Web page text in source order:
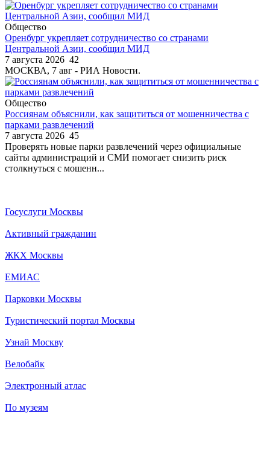
Общество
Оренбург укрепляет сотрудничество со странами
Центральной Азии, сообщил МИД
7 августа 2026 42
МОСКВА, 7 авг - РИА Новости.
Общество
Россиянам объяснили, как защититься от мошенничества с
парками развлечений
7 августа 2026 45
Проверять новые парки развлечений через официальные
сайты администраций и СМИ помогает снизить риск
столкнуться с мошенн...
Госуслуги Москвы
Активный гражданин
ЖКХ Москвы
ЕМИАС
Парковки Москвы
Туристический портал Москвы
Узнай Москву
Велобайк
Электронный атлас
По музеям